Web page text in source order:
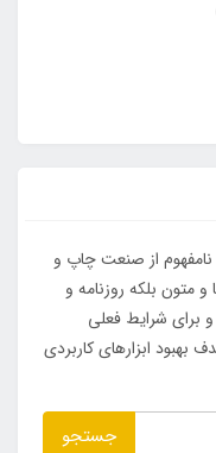
از صنعت چاپ و
متون بلکه روزنامه و
برای شرایط فعلی
بهبود ابزارهای کاربردی
جستجو